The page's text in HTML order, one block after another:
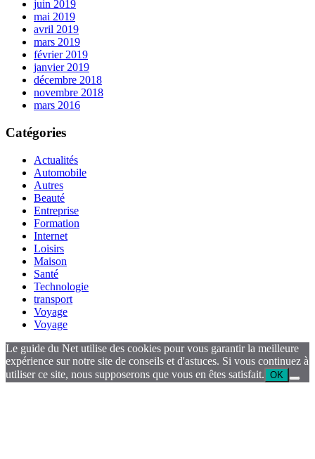
juin 2019
mai 2019
avril 2019
mars 2019
février 2019
janvier 2019
décembre 2018
novembre 2018
mars 2016
Catégories
Actualités
Automobile
Autres
Beauté
Entreprise
Formation
Internet
Loisirs
Maison
Santé
Technologie
transport
Voyage
Voyage
Le guide du Net utilise des cookies pour vous garantir la meilleure
expérience sur notre site de conseils et d'astuces. Si vous continuez à
utiliser ce site, nous supposerons que vous en êtes satisfait. OK